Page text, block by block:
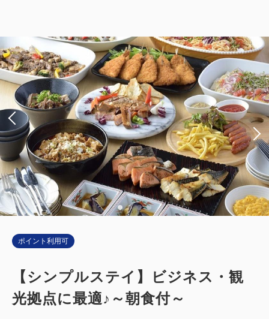
ポイント利用可
【シンプルステイ】ビジネス・観
光拠点に最適♪～朝食付～